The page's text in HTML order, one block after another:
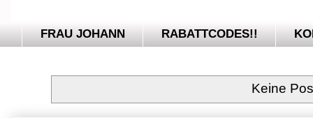
FRAU JOHANN RABATTCODES!!
Keine